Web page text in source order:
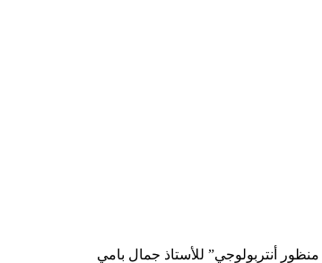
أنتربولوجي” للأستاذ جمال بامي